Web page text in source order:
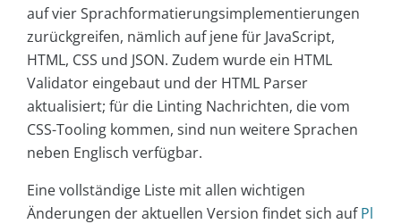
auf vier Sprachformatierungsimplementierungen
zurückgreifen, nämlich auf jene für JavaScript,
HTML, CSS und JSON. Zudem wurde ein HTML
Validator eingebaut und der HTML Parser
aktualisiert; für die Linting Nachrichten, die vom
CSS-Tooling kommen, sind nun weitere Sprachen
neben Englisch verfügbar.
Eine vollständige Liste mit allen wichtigen
Änderungen der aktuellen Version findet sich aufPl